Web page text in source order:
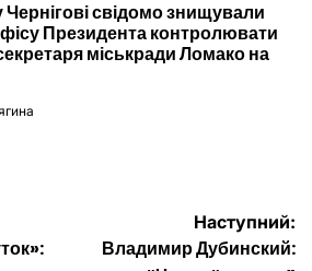
свідомо знищували
Президента контролювати
міськради Ломако на
Наступний:
Владимир Дубинский: